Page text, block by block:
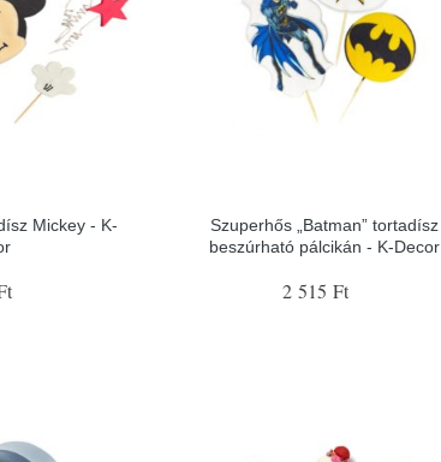
Mickey - K-
Szuperhős „Batman” tortadísz
beszúrható pálcikán - K-Decor
2 515 Ft